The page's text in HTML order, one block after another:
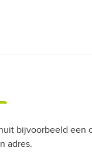
bijvoorbeeld een
adres.